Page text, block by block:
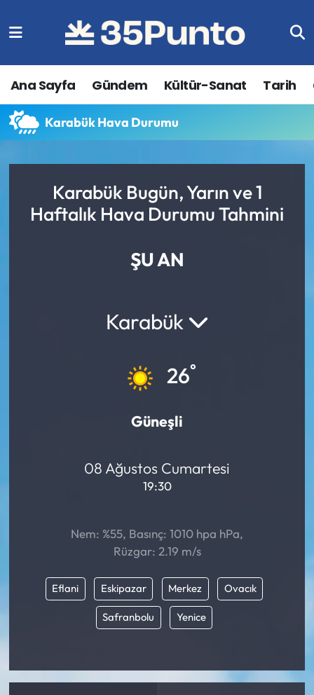
Ana Sayfa Gündem Kültür-Sanat Tarih
Karabük Hava Durumu
Karabük Bugün, Yarın ve 1
Haftalık Hava Durumu Tahmini
ŞU AN
Karabük
26°
Güneşli
08 Ağustos Cumartesi
19:30
Nem: %55, Basınç: 1010 hpa hPa,
Rüzgar: 2.19 m/s
Eflani Eskipazar Merkez Ovacık
Safranbolu Yenice